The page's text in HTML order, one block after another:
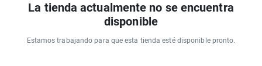
La tienda actualmente no se encuentra
disponible
Estamos trabajando para que esta tienda esté disponible pronto.